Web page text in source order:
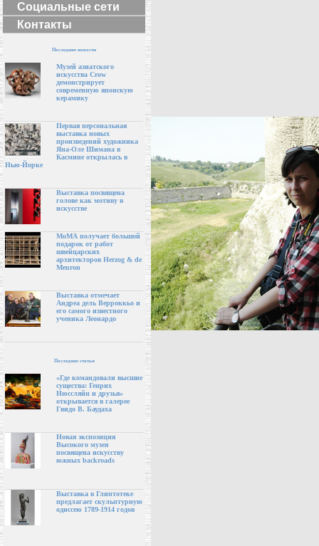
Социальные сети
Контакты
Последние новости
Музей азиатского
искусства Crow
демонстрирует
современную японскую
керамику
Первая персональная
выставка новых
произведений художника
Яна-Оле Шимана в
Касмине открылась в
Нью-Йорке
Выставка посвящена
голове как мотиву в
искусстве
МоМА получает большой
подарок от работ
швейцарских
архитекторов Herzog & de
Meuron
Выставка отмечает
Андреа дель Верроккьо и
его самого известного
ученика Леонардо
Последние статьи
«Где командовали высшие
существа: Генрих
Нюссляйн и друзья»
открывается в галерее
Гвидо В. Баудаха
Новая экспозиция
Высокого музея
посвящена искусству
южных backroads
Выставка в Глиптотеке
предлагает скульптурную
одиссею 1789-1914 годов